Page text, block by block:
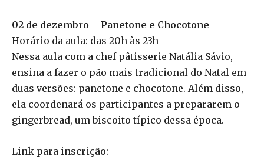
02 de dezembro – Panetone e Chocotone
Horário da aula: das 20h às 23h
Nessa aula com a chef pâtisserie Natália Sávio,
ensina a fazer o pão mais tradicional do Natal em
duas versões: panetone e chocotone. Além disso,
ela coordenará os participantes a prepararem o
gingerbread, um biscoito típico dessa época.
Link para inscrição: